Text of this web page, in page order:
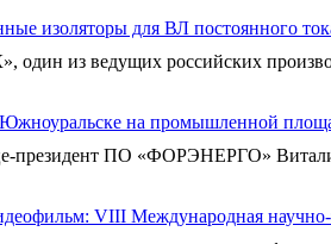
изоляторы для ВЛ постоянного
из ведущих российских
Южноуральске на промышленной
президент ПО «ФОРЭНЕРГО» Виталий
VIII Международная научно-